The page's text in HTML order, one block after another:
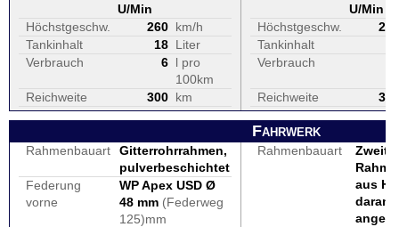
U/Min
Höchstgeschw.
260 km/h
Tankinhalt
18 Liter
Verbrauch
6 l pro
100km
Reichweite
300 km
U/Min
Höchstgeschw.
200
Tankinhalt
Verbrauch
Reichweite 380
Fahrwerk
Rahmenbauart
Gitterrohrrahmen,
pulverbeschichtet
Federung
vorne
WP Apex USD Ø
48 mm (Federweg
125)mm
Rahmenbauart
aus
daran